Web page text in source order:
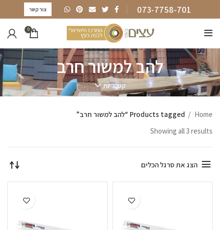
073-7758-701 צור קשר
0
להב למשור חרב
קטגוריות
Home
Products tagged “להב למשור חרב”
Showing all 3 results
הצג את סרגל הכלים